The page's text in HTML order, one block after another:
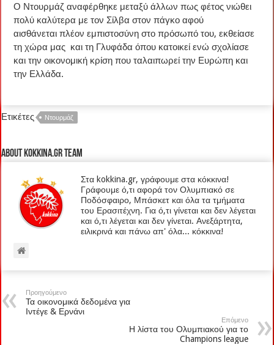
Ο Ντουρμάζ αναφέρθηκε μεταξύ άλλων πως φέτος νιώθει
πολύ καλύτερα με τον Σίλβα στον πάγκο αφού
αισθάνεται πλέον εμπιστοσύνη στο πρόσωπό του, εκθείασε
τη χώρα μας και τη Γλυφάδα όπου κατοικεί ενώ σχολίασε
και την οικονομική κρίση που ταλαιπωρεί την Ευρώπη και
την Ελλάδα.
Ετικέτες Ντουρμάζ
About kokkina.gr TEAM
Στα kokkina.gr, γράφουμε στα κόκκινα!
Γράφουμε ό,τι αφορά τον Ολυμπιακό σε
Ποδόσφαιρο, Μπάσκετ και όλα τα τμήματα
του Ερασιτέχνη. Για ό,τι γίνεται και δεν λέγεται
και ό,τι λέγεται και δεν γίνεται. Ανεξάρτητα,
ειλικρινά και πάνω απ' όλα... κόκκινα!
Προηγούμενο
Τα οικονομικά δεδομένα για
Ιντέγε & Ερνάνι
Επόμενο
Η λίστα του Ολυμπιακού για το
Champions league